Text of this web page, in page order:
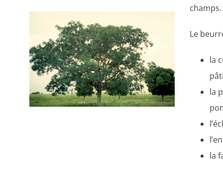
champs.
Le
la
la
la